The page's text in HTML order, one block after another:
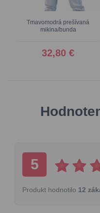
Tmavomodrá prešívaná
mikina/bunda
32,80 €
5
Produkt hodnotilo 12